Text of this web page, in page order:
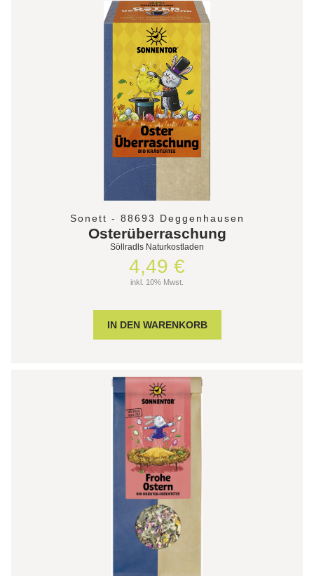
Sonett - 88693 Deggenhausen
Osterüberraschung
Söllradls Naturkostladen
4,49 €
inkl. 10% Mwst.